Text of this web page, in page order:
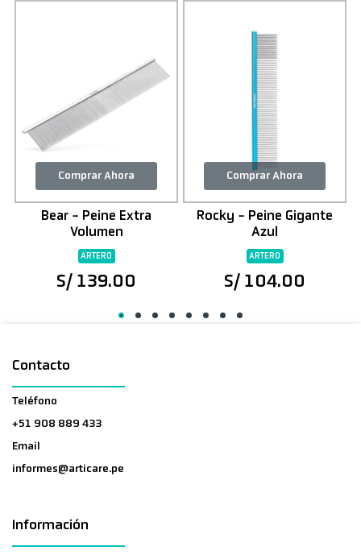
Comprar Ahora
Bear - Peine Extra
Volumen
ARTERO
S/ 139.00
Comprar Ahora
Rocky - Peine Gigante
Azul
ARTERO
S/ 104.00
Contacto
Teléfono
+51 908 889 433
Email
informes@articare.pe
Información